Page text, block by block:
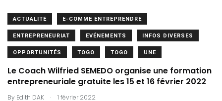
ACTUALITÉ E-COMME ENTREPRENDRE
ENTREPRENEURIAT EVÉNEMENTS INFOS DIVERSES
OPPORTUNITÉS TOGO TOGO UNE
Le Coach Wilfried SEMEDO organise une formation
entrepreneuriale gratuite les 15 et 16 février 2022
By Edith DAK . 1 février 2022